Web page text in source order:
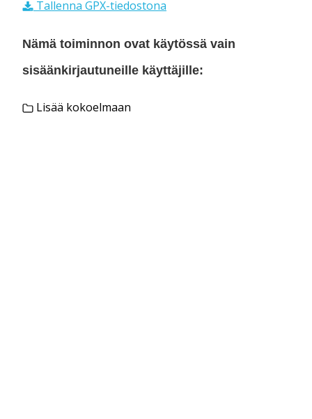
Tallenna GPX-tiedostona
Nämä toiminnon ovat käytössä vain
sisäänkirjautuneille käyttäjille:
Lisää kokoelmaan